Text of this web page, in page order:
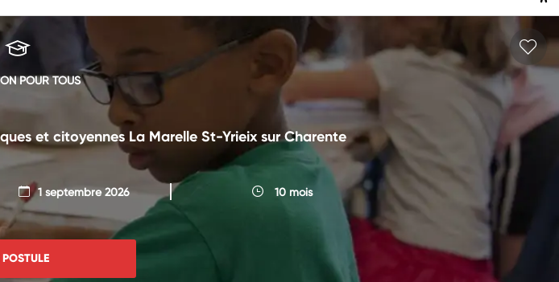
POUR TOUS
et citoyennes La Marelle St-Yrieix sur Charente
1 septembre 2026 10 mois